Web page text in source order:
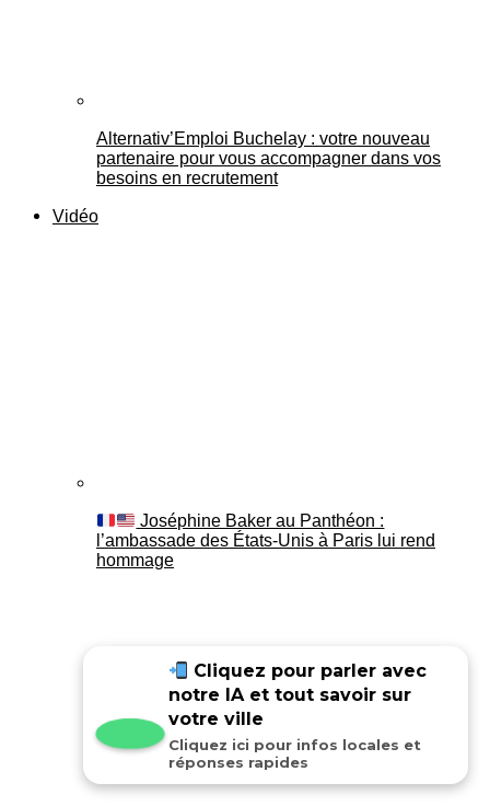
Alternativ’Emploi Buchelay : votre nouveau
partenaire pour vous accompagner dans vos
besoins en recrutement
Vidéo
Joséphine Baker au Panthéon :
l’ambassade des États-Unis à Paris lui rend
hommage
Cliquez pour parler avec
notre IA et tout savoir sur
votre ville
Cliquez ici pour infos locales et
réponses rapides